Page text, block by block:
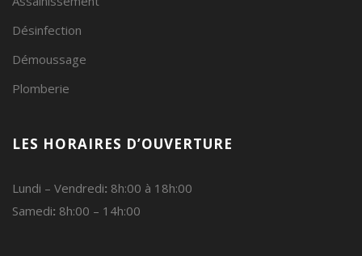
Désinfection
Démoussage
Plomberie
LES HORAIRES D’OUVERTURE
Lundi – Vendredi: 8h:00 à 18h:00
Samedi: 8h:00 – 14h:00